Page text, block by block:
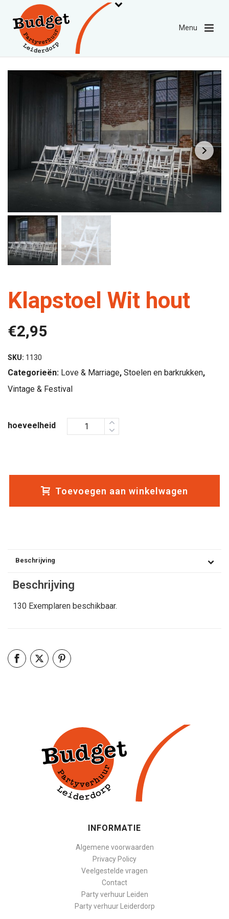
Klapstoel Wit hout
€2,95
SKU: 1130
Categorieën: Love & Marriage, Stoelen en barkrukken,
Vintage & Festival
hoeveelheid
Toevoegen aan winkelwagen
Beschrijving
Beschrijving
130 Exemplaren beschikbaar.
INFORMATIE
Algemene voorwaarden
Privacy Policy
Veelgestelde vragen
Contact
Party verhuur Leiden
Party verhuur Leiderdorp